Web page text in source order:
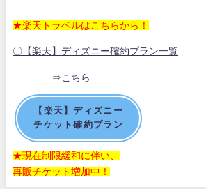
★楽天トラベルはこちらから！
〇【楽天】ディズニー確約プラン一覧
⇒こちら
【楽天】ディズニー
チケット確約プラン
★現在制限緩和に伴い、
再販チケット増加中！